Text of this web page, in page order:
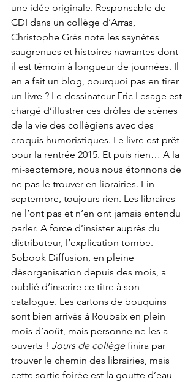
une idée originale. Responsable de
CDI dans un collège d’Arras,
Christophe Grès note les saynètes
saugrenues et histoires navrantes dont
il est témoin à longueur de journées. Il
en a fait un blog, pourquoi pas en tirer
un livre ? Le dessinateur Eric Lesage est
chargé d’illustrer ces drôles de scènes
de la vie des collégiens avec des
croquis humoristiques. Le livre est prêt
pour la rentrée 2015. Et puis rien… A la
mi-septembre, nous nous étonnons de
ne pas le trouver en librairies. Fin
septembre, toujours rien. Les libraires
ne l’ont pas et n’en ont jamais entendu
parler. A force d’insister auprès du
distributeur, l’explication tombe.
Sobook Diffusion, en pleine
désorganisation depuis des mois, a
oublié d’inscrire ce titre à son
catalogue. Les cartons de bouquins
sont bien arrivés à Roubaix en plein
mois d’août, mais personne ne les a
ouverts ! Jours de collège finira par
trouver le chemin des librairies, mais
cette sortie foirée est la goutte d’eau